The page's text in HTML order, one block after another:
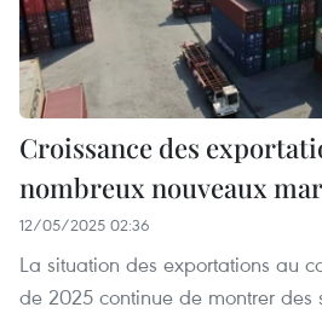
Croissance des
nombreux nouveaux
12/05/2025 02:36
La situation des exportations au
de 2025 continue de montrer des